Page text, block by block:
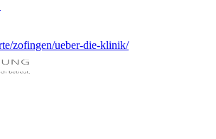
zofingen/ueber-die-klinik/